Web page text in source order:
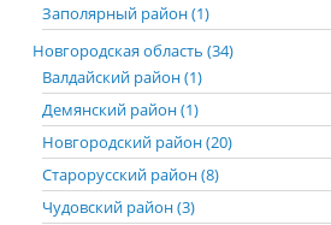
Заполярный район (1)
Новгородская область (34)
Валдайский район (1)
Демянский район (1)
Новгородский район (20)
Старорусский район (8)
Чудовский район (3)